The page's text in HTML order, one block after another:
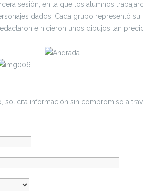
sesión, en la que los alumnos
dados. Cada grupo representó
e hicieron unos dibujos tan
solicita información sin compromiso a